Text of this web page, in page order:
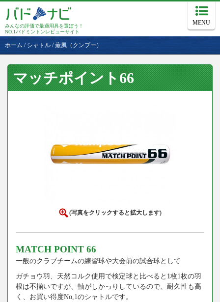
みんなの評価で最適用具を選ぼう！
NO.1バドミントンレビューサイト
MENU
ホーム / シャトル /薫風（クンプー）
マッチポイント66
(写真をクリックすると拡大します)
MATCH POINT 66
一般のクラブチームの練習球や大会前の試合球として
ガチョウ羽、天然コルク使用で検定球と比べると1枚1枚の羽
根は不揃いですが、軸がしかっりしているので、耐久性も高
く、お買い得度No,1のシャトルです。